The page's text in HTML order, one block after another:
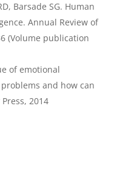
Barsade SG. Human
Annual Review of
(Volume publication
of emotional
and how can
2014